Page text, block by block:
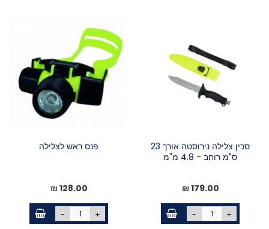
סכין צלילה נירוסטה אורך 23
ס"מ רוחב - 4.8 מ"מ
179.00 ₪
- +
פנס ראש לצלילה
128.00 ₪
- +